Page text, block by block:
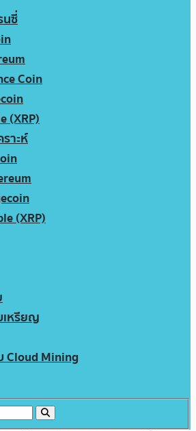
นซี่
Coin
(XRP)
าะห์
(XRP)
เหรียญ
Cloud Mining